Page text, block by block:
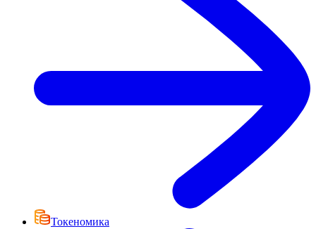
Токеномика